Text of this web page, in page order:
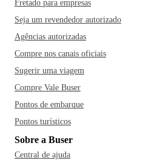
Fretado para empresas
Seja um revendedor autorizado
Agências autorizadas
Compre nos canais oficiais
Sugerir uma viagem
Compre Vale Buser
Pontos de embarque
Pontos turísticos
Sobre a Buser
Central de ajuda